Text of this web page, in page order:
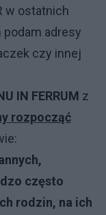
w ostatnich
adresy
czy innej
IN FERRUM z
rozpocząć
często
rodzin, na ich